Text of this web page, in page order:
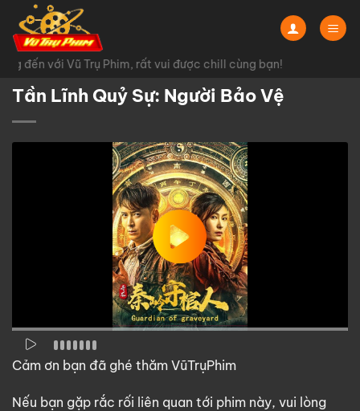
Chuyển
đến
nội
dungđến với Vũ Trụ Phim, rất vui được chill cùng bạn!
Tần Lĩnh Quỷ Sự: Người Bảo Vệ
Cảm ơn bạn đã ghé thăm VũTrụPhim
Nếu bạn gặp rắc rối liên quan tới phim này, vui lòng